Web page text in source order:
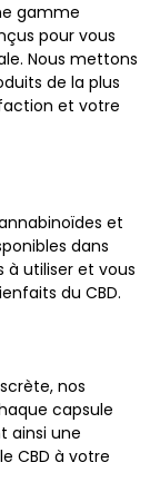
gamme
pour vous
Nous mettons
de la plus
et votre
et
dans
à utiliser et vous
du CBD.
nos
capsule
ainsi une
CBD à votre